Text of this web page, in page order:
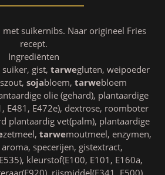
suikernibs. Naar origineel Fries
recept.
Ingrediënten
gist, tarwegluten, weipoeder
sojabloem, tarwebloem
olie (gehard), plantaardige
E481, E472e), dextrose, roomboter
plantaardig vet(palm), plantaardige
zetmeel, tarwemoutmeel, enzymen,
specerijen, gistextract,
kleurstof(E100, E101, E160a,
rijsmiddel(E341, E500),